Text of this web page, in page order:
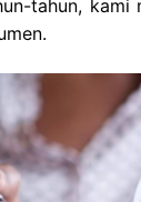
tahun,